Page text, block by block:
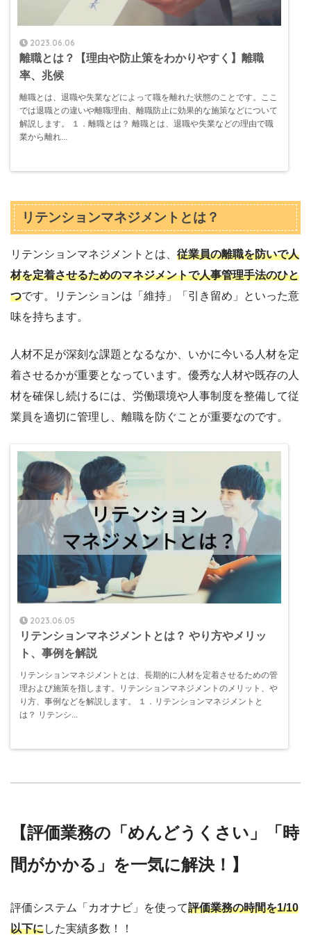
2023.06.06
離職とは？【理由や防止策をわかりやすく】離職
率、兆候
離職とは、退職や失業などによって職を離れた状態のことです。ここ
では退職との違いや離職理由、離職防止に効果的な施策などについて
解説します。 １．離職とは？ 離職とは、退職や失業などの理由で職
業から離れ...
リテンションマネジメントとは？
リテンションマネジメントとは、 従業員の離職を防いで人
材を定着させるためのマネジメントで人事管理手法のひと
つです。リテンションは「維持」「引き留め」といった意
味を持ちます。
人材不足が深刻な課題となるなか、いかに今いる人材を定
着させるかが重要となっています。優秀な人材や既存の人
材を確保し続けるには、労働環境や人事制度を整備して従
業員を適切に管理し、離職を防ぐことが重要なのです。
2023.06.05
リテンションマネジメントとは？ やり方やメリッ
ト、事例を解説
リテンションマネジメントとは、長期的に人材を定着させるための管
理および施策を指します。リテンションマネジメントのメリット、や
り方、事例などを解説します。 １．リテンションマネジメントと
は？ リテンシ...
【評価業務の「めんどうくさい」「時
間がかかる」を一気に解決！】
評価システム「カオナビ」を使って評価業務の時間を1/10
以下にした実績多数！！